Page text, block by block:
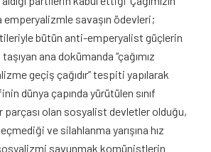
emperyalizmle savaşın ödevleri;
bütün anti-emperyalist güçlerin
taşıyan ana dokümanda “çağımız
geçiş çağıdır” tespiti yapılarak
dünya çapında yürütülen sınıf
parçası olan sosyalist devletler olduğu,
ve silahlanma yarışına hız
savunmak komünistlerin